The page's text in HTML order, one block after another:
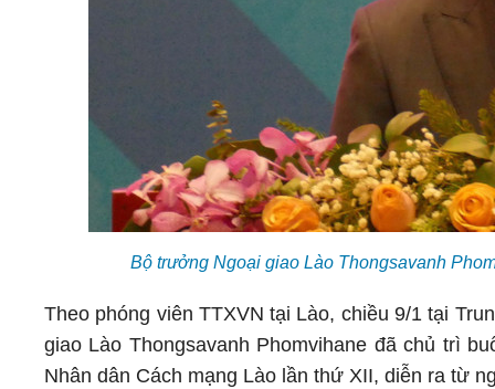
Bộ trưởng Ngoại giao Lào Thongsavanh
Theo phóng viên TTXVN tại Lào, chiều 9/1 tại
giao Lào Thongsavanh Phomvihane đã chủ trì
Nhân dân Cách mạng Lào lần thứ XII, diễn ra từ